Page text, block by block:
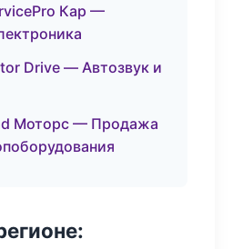
Кар —
Drive — Автозвук и
Моторс — Продажа